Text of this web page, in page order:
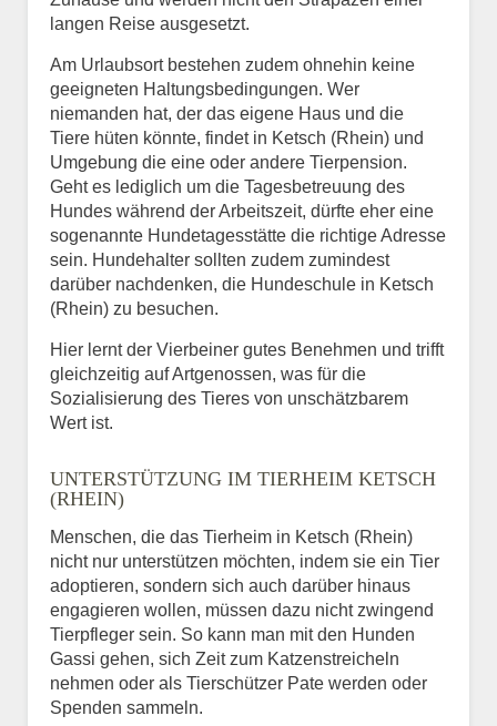
langen Reise ausgesetzt.
Am Urlaubsort bestehen zudem ohnehin keine
geeigneten Haltungsbedingungen. Wer
niemanden hat, der das eigene Haus und die
Tiere hüten könnte, findet in Ketsch (Rhein) und
Umgebung die eine oder andere Tierpension.
Geht es lediglich um die Tagesbetreuung des
Hundes während der Arbeitszeit, dürfte eher eine
sogenannte Hundetagesstätte die richtige Adresse
sein. Hundehalter sollten zudem zumindest
darüber nachdenken, die Hundeschule in Ketsch
(Rhein) zu besuchen.
Hier lernt der Vierbeiner gutes Benehmen und trifft
gleichzeitig auf Artgenossen, was für die
Sozialisierung des Tieres von unschätzbarem
Wert ist.
UNTERSTÜTZUNG IM TIERHEIM KETSCH
(RHEIN)
Menschen, die das Tierheim in Ketsch (Rhein)
nicht nur unterstützen möchten, indem sie ein Tier
adoptieren, sondern sich auch darüber hinaus
engagieren wollen, müssen dazu nicht zwingend
Tierpfleger sein. So kann man mit den Hunden
Gassi gehen, sich Zeit zum Katzenstreicheln
nehmen oder als Tierschützer Pate werden oder
Spenden sammeln.